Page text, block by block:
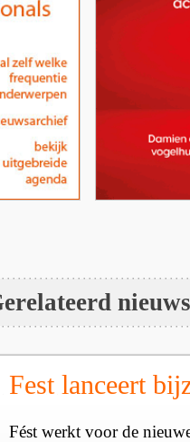
nieuws
Fest lanceert
Fést werkt voor de